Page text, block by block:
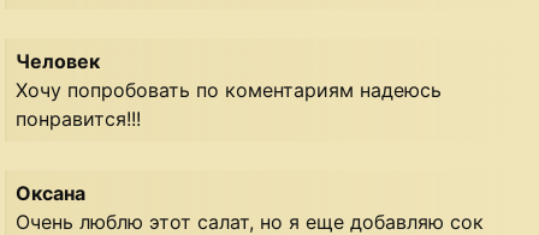
Человек
Хочу попробовать по коментариям надеюсь
понравится!!!
Оксана
Очень люблю этот салат, но я еще добавляю сок